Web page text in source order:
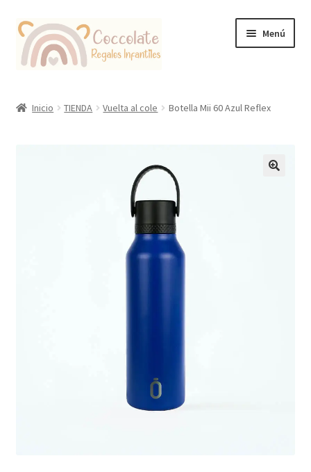
Ir
la
Ir
contenido
Menú
Inicio TIENDA Vuelta al cole Botella Mii 60 Azul Reflex